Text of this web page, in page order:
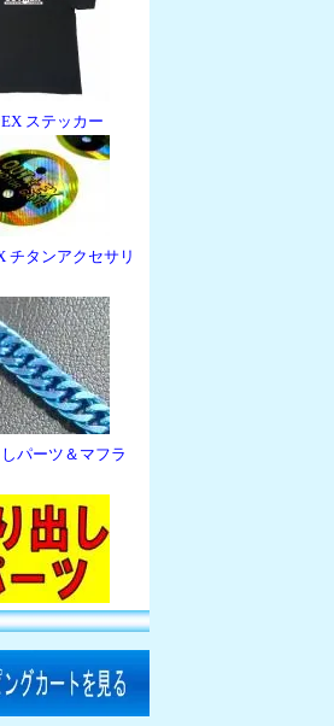
ステッカー
チタンアクセサリ
パーツ＆マフラ